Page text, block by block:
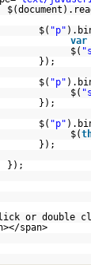
$( "p"
var
$(
});
$( "p"
$(
});
$( "p"
$(
});
});
or double
span>